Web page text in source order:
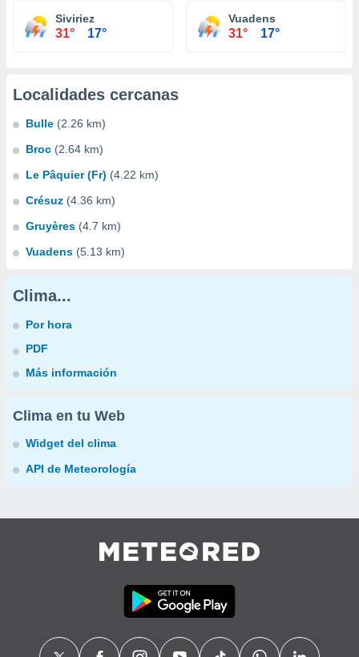
Siviriez
31° 17°
Vuadens
31° 17°
Localidades cercanas
Bulle (2.26 km)
Broc (2.64 km)
Le Pâquier (Fr) (4.22 km)
Crésuz (4.36 km)
Gruyères (4.7 km)
Vuadens (5.13 km)
Clima...
Por hora
PDF
Más información
Clima en tu Web
Widget del clima
API de Meteorología